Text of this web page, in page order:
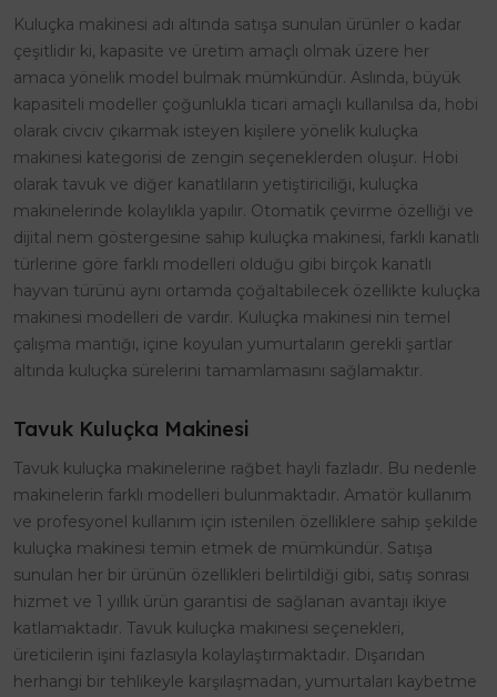
Kuluçka makinesi adı altında satışa sunulan ürünler o kadar
çeşitlidir ki, kapasite ve üretim amaçlı olmak üzere her
amaca yönelik model bulmak mümkündür. Aslında, büyük
kapasiteli modeller çoğunlukla ticari amaçlı kullanılsa da, hobi
olarak civciv çıkarmak isteyen kişilere yönelik kuluçka
makinesi kategorisi de zengin seçeneklerden oluşur. Hobi
olarak tavuk ve diğer kanatlıların yetiştiriciliği, kuluçka
makinelerinde kolaylıkla yapılır. Otomatik çevirme özelliği ve
dijital nem göstergesine sahip kuluçka makinesi, farklı kanatlı
türlerine göre farklı modelleri olduğu gibi birçok kanatlı
hayvan türünü aynı ortamda çoğaltabilecek özellikte kuluçka
makinesi modelleri de vardır. Kuluçka makinesi nin temel
çalışma mantığı, içine koyulan yumurtaların gerekli şartlar
altında kuluçka sürelerini tamamlamasını sağlamaktır.
Tavuk Kuluçka Makinesi
Tavuk kuluçka makinelerine rağbet hayli fazladır. Bu nedenle
makinelerin farklı modelleri bulunmaktadır. Amatör kullanım
ve profesyonel kullanım için istenilen özelliklere sahip şekilde
kuluçka makinesi temin etmek de mümkündür. Satışa
sunulan her bir ürünün özellikleri belirtildiği gibi, satış sonrası
hizmet ve 1 yıllık ürün garantisi de sağlanan avantajı ikiye
katlamaktadır. Tavuk kuluçka makinesi seçenekleri,
üreticilerin işini fazlasıyla kolaylaştırmaktadır. Dışarıdan
herhangi bir tehlikeyle karşılaşmadan, yumurtaları kaybetme